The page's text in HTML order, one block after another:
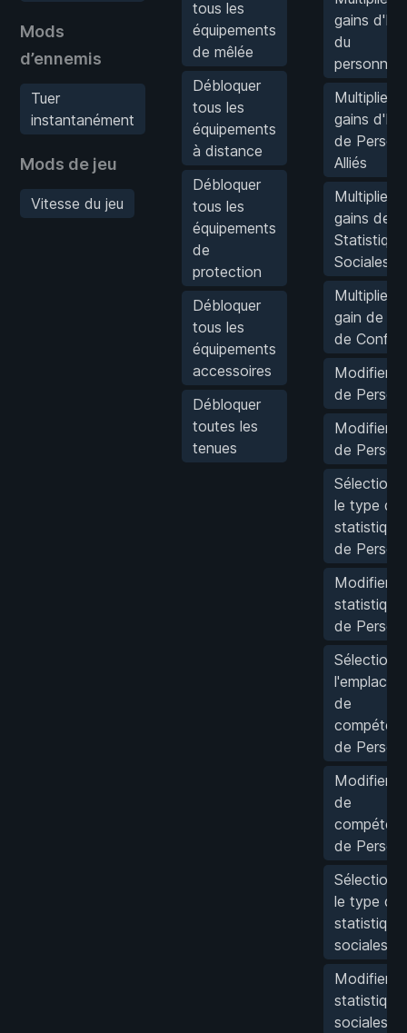
Mods
d’ennemis
Tuer
instantanément
Mods de jeu
Vitesse du jeu
tous les
équipements
de mêlée
Débloquer
tous les
équipements
à distance
Débloquer
tous les
équipements
de
protection
Débloquer
tous les
équipements
accessoires
Débloquer
toutes les
tenues
gains
du
Multiplier
gains
de
Alliés
Multiplier
gains de
Sociales
Multiplier le
gain de
de
Modifier
de
Modifier
de
le type de
de
Modifier
de
de
de
Modifier
de
de
le type de
sociales
Modifier
sociales